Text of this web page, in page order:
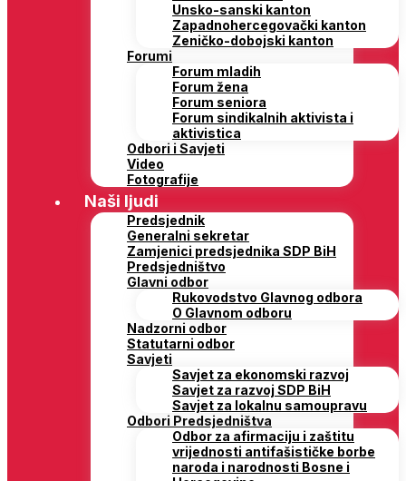
Unsko-sanski kanton
Zapadnohercegovački kanton
Zeničko-dobojski kanton
Forumi
Forum mladih
Forum žena
Forum seniora
Forum sindikalnih aktivista i
aktivistica
Odbori i Savjeti
Video
Fotografije
Naši ljudi
Predsjednik
Generalni sekretar
Zamjenici predsjednika SDP BiH
Predsjedništvo
Glavni odbor
Rukovodstvo Glavnog odbora
O Glavnom odboru
Nadzorni odbor
Statutarni odbor
Savjeti
Savjet za ekonomski razvoj
Savjet za razvoj SDP BiH
Savjet za lokalnu samoupravu
Odbori Predsjedništva
Odbor za afirmaciju i zaštitu
vrijednosti antifašističke borbe
naroda i narodnosti Bosne i